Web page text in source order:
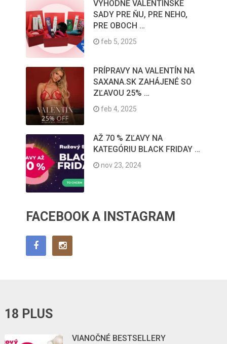
VÝHODNÉ VALENTÍNSKE
SADY PRE ŇU, PRE NEHO,
PRE OBOCH …
feb 5, 2025
PRÍPRAVY NA VALENTÍN NA
SAXANA.SK ZAHÁJENÉ SO
ZĽAVOU 25% …
feb 4, 2025
AŽ 70 % ZĽAVY NA
KATEGÓRIU BLACK FRIDAY …
nov 23, 2024
FACEBOOK A INSTAGRAM
18 PLUS
VIANOČNÉ BESTSELLERY